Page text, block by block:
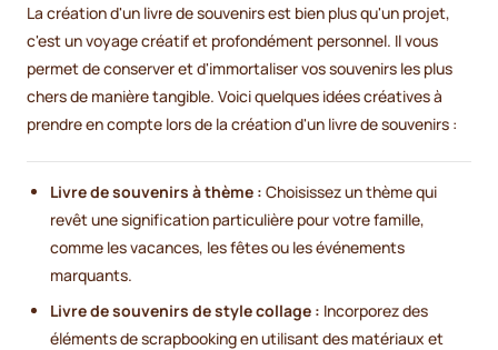
La création d'un livre de souvenirs est bien plus qu'un projet,
c'est un voyage créatif et profondément personnel. Il vous
permet de conserver et d'immortaliser vos souvenirs les plus
chers de manière tangible. Voici quelques idées créatives à
prendre en compte lors de la création d'un livre de souvenirs :
Livre de souvenirs à thème : Choisissez un thème qui
revêt une signification particulière pour votre famille,
comme les vacances, les fêtes ou les événements
marquants.
Livre de souvenirs de style collage : Incorporez des
éléments de scrapbooking en utilisant des matériaux et